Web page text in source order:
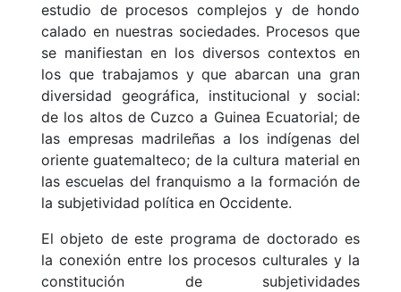
estudio de procesos complejos y de hondo
calado en nuestras sociedades. Procesos que
se manifiestan en los diversos contextos en
los que trabajamos y que abarcan una gran
diversidad geográfica, institucional y social:
de los altos de Cuzco a Guinea Ecuatorial; de
las empresas madrileñas a los indígenas del
oriente guatemalteco; de la cultura material en
las escuelas del franquismo a la formación de
la subjetividad política en Occidente.
El objeto de este programa de doctorado es
la conexión entre los procesos culturales y la
constitución de subjetividades